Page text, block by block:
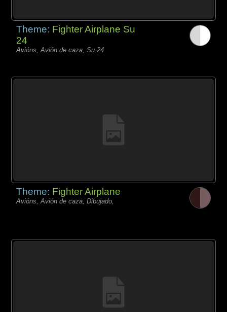
Theme: Fighter Airplane Su
24
Avións, Avión de caza, Su 24
Theme: Fighter Airplane
Avións, Avión de caza, Dibujado,